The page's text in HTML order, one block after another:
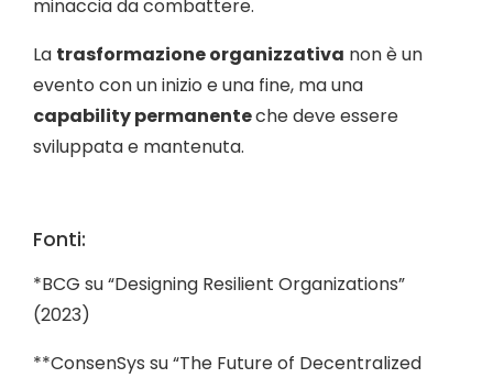
minaccia da combattere.
La trasformazione organizzativa non è un
evento con un inizio e una fine, ma una
capability permanenteche deve essere
sviluppata e mantenuta.
Fonti:
*BCG su “Designing Resilient Organizations”
(2023)
**ConsenSys su “The Future of Decentralized